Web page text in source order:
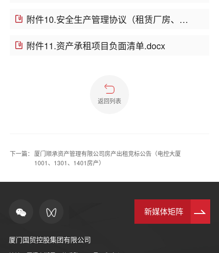
附件10.安全生产管理协议（租赁厂房、仓库、空地）.docx
附件11.资产承租项目负面清单.docx
返回列表
下一篇：
厦门顺承资产管理有限公司房产出租竞标公告（电控大厦
1001、1301、1401房产）
新媒体矩阵
厦门国贸控股集团有限公司